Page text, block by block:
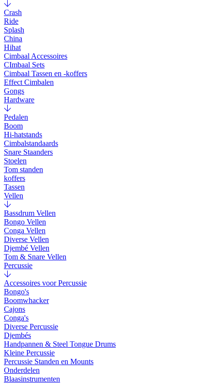
Crash
Ride
Splash
China
Hihat
Cimbaal Accessoires
CImbaal Sets
Cimbaal Tassen en -koffers
Effect Cimbalen
Gongs
Hardware
Pedalen
Boom
Hi-hatstands
Cimbalstandaards
Snare Staanders
Stoelen
Tom standen
koffers
Tassen
Vellen
Bassdrum Vellen
Bongo Vellen
Conga Vellen
Diverse Vellen
Djembé Vellen
Tom & Snare Vellen
Percussie
Accessoires voor Percussie
Bongo's
Boomwhacker
Cajons
Conga's
Diverse Percussie
Djembés
Handpannen & Steel Tongue Drums
Kleine Percussie
Percussie Standen en Mounts
Onderdelen
Blaasinstrumenten